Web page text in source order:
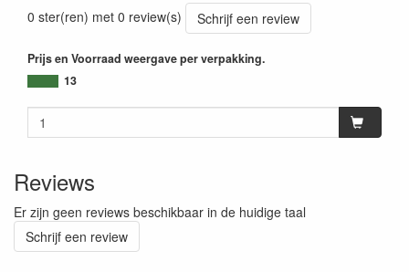
0 ster(ren) met 0 review(s)
Schrijf een review
Prijs en Voorraad weergave per verpakking.
13
Reviews
Er zijn geen reviews beschikbaar in de huidige taal
Schrijf een review